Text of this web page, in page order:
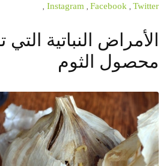
Instagram Facebook Twitter
الأمراض النباتية
محصول الثوم